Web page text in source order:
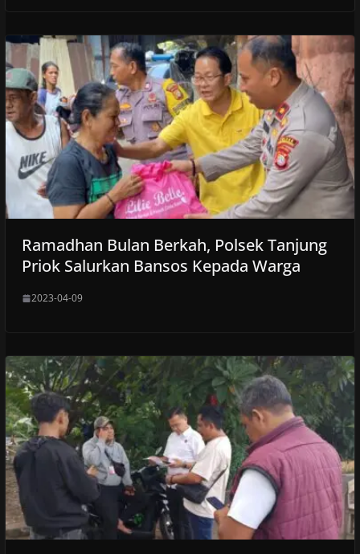
Ramadhan Bulan Berkah, Polsek Tanjung
Priok Salurkan Bansos Kepada Warga
2023-04-09